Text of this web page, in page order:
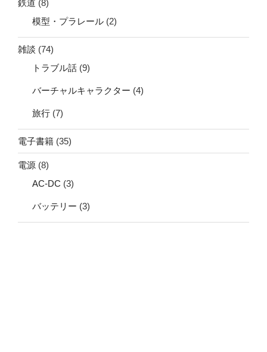
鉄道 (8)
模型・プラレール (2)
雑談 (74)
トラブル話 (9)
バーチャルキャラクター (4)
旅行 (7)
電子書籍 (35)
電源 (8)
AC-DC (3)
バッテリー (3)